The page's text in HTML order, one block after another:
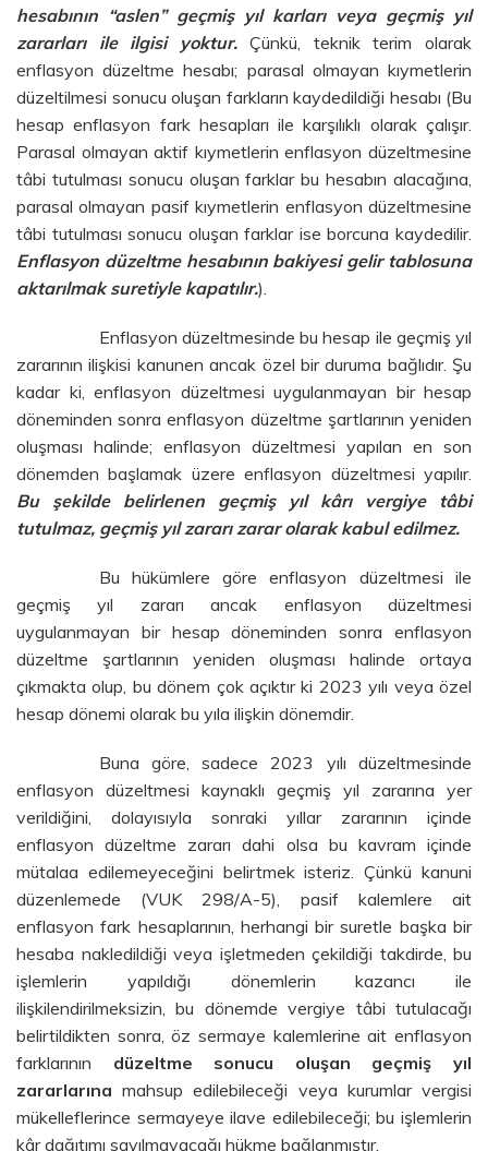
hesabının “aslen” geçmiş yıl karları veya geçmiş yıl
zararları ile ilgisi yoktur.Çünkü, teknik terim olarak
enflasyon düzeltme hesabı; parasal olmayan kıymetlerin
düzeltilmesi sonucu oluşan farkların kaydedildiği hesabı (Bu
hesap enflasyon fark hesapları ile karşılıklı olarak çalışır.
Parasal olmayan aktif kıymetlerin enflasyon düzeltmesine
tâbi tutulması sonucu oluşan farklar bu hesabın alacağına,
parasal olmayan pasif kıymetlerin enflasyon düzeltmesine
tâbi tutulması sonucu oluşan farklar ise borcuna kaydedilir.
Enflasyon düzeltme hesabının bakiyesi gelir tablosuna
aktarılmak suretiyle kapatılır.).
Enflasyon düzeltmesinde bu hesap ile geçmiş yıl
zararının ilişkisi kanunen ancak özel bir duruma bağlıdır. Şu
kadar ki, enflasyon düzeltmesi uygulanmayan bir hesap
döneminden sonra enflasyon düzeltme şartlarının yeniden
oluşması halinde; enflasyon düzeltmesi yapılan en son
dönemden başlamak üzere enflasyon düzeltmesi yapılır.
Bu şekilde belirlenen geçmiş yıl kârı vergiye tâbi
tutulmaz, geçmiş yıl zararı zarar olarak kabul edilmez.
Bu hükümlere göre enflasyon düzeltmesi ile
geçmiş yıl zararı ancak enflasyon düzeltmesi
uygulanmayan bir hesap döneminden sonra enflasyon
düzeltme şartlarının yeniden oluşması halinde ortaya
çıkmakta olup, bu dönem çok açıktır ki 2023 yılı veya özel
hesap dönemi olarak bu yıla ilişkin dönemdir.
Buna göre, sadece 2023 yılı düzeltmesinde
enflasyon düzeltmesi kaynaklı geçmiş yıl zararına yer
verildiğini, dolayısıyla sonraki yıllar zararının içinde
enflasyon düzeltme zararı dahi olsa bu kavram içinde
mütalaa edilemeyeceğini belirtmek isteriz. Çünkü kanuni
düzenlemede (VUK 298/A-5), pasif kalemlere ait
enflasyon fark hesaplarının, herhangi bir suretle başka bir
hesaba nakledildiği veya işletmeden çekildiği takdirde, bu
işlemlerin yapıldığı dönemlerin kazancı ile
ilişkilendirilmeksizin, bu dönemde vergiye tâbi tutulacağı
belirtildikten sonra, öz sermaye kalemlerine ait enflasyon
farklarının düzeltme sonucu oluşan geçmiş yıl
zararlarına mahsup edilebileceği veya kurumlar vergisi
mükelleflerince sermayeye ilave edilebileceği; bu işlemlerin
kâr dağıtımı sayılmayacağı hükme bağlanmıştır.